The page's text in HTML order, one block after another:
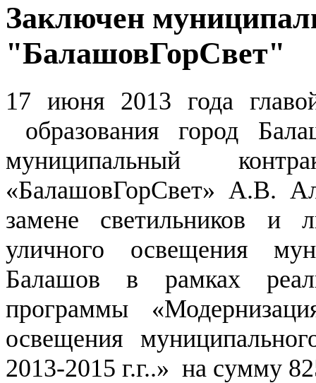
Заключен
"БалашовГорСвет"
17 июня 2013 года
образования город
муниципальный
«БалашовГорСвет» А.В.
замене светильников и
уличного освещения
Балашов в рамках
программы
освещения
2013-2015 г.г..» на сумму